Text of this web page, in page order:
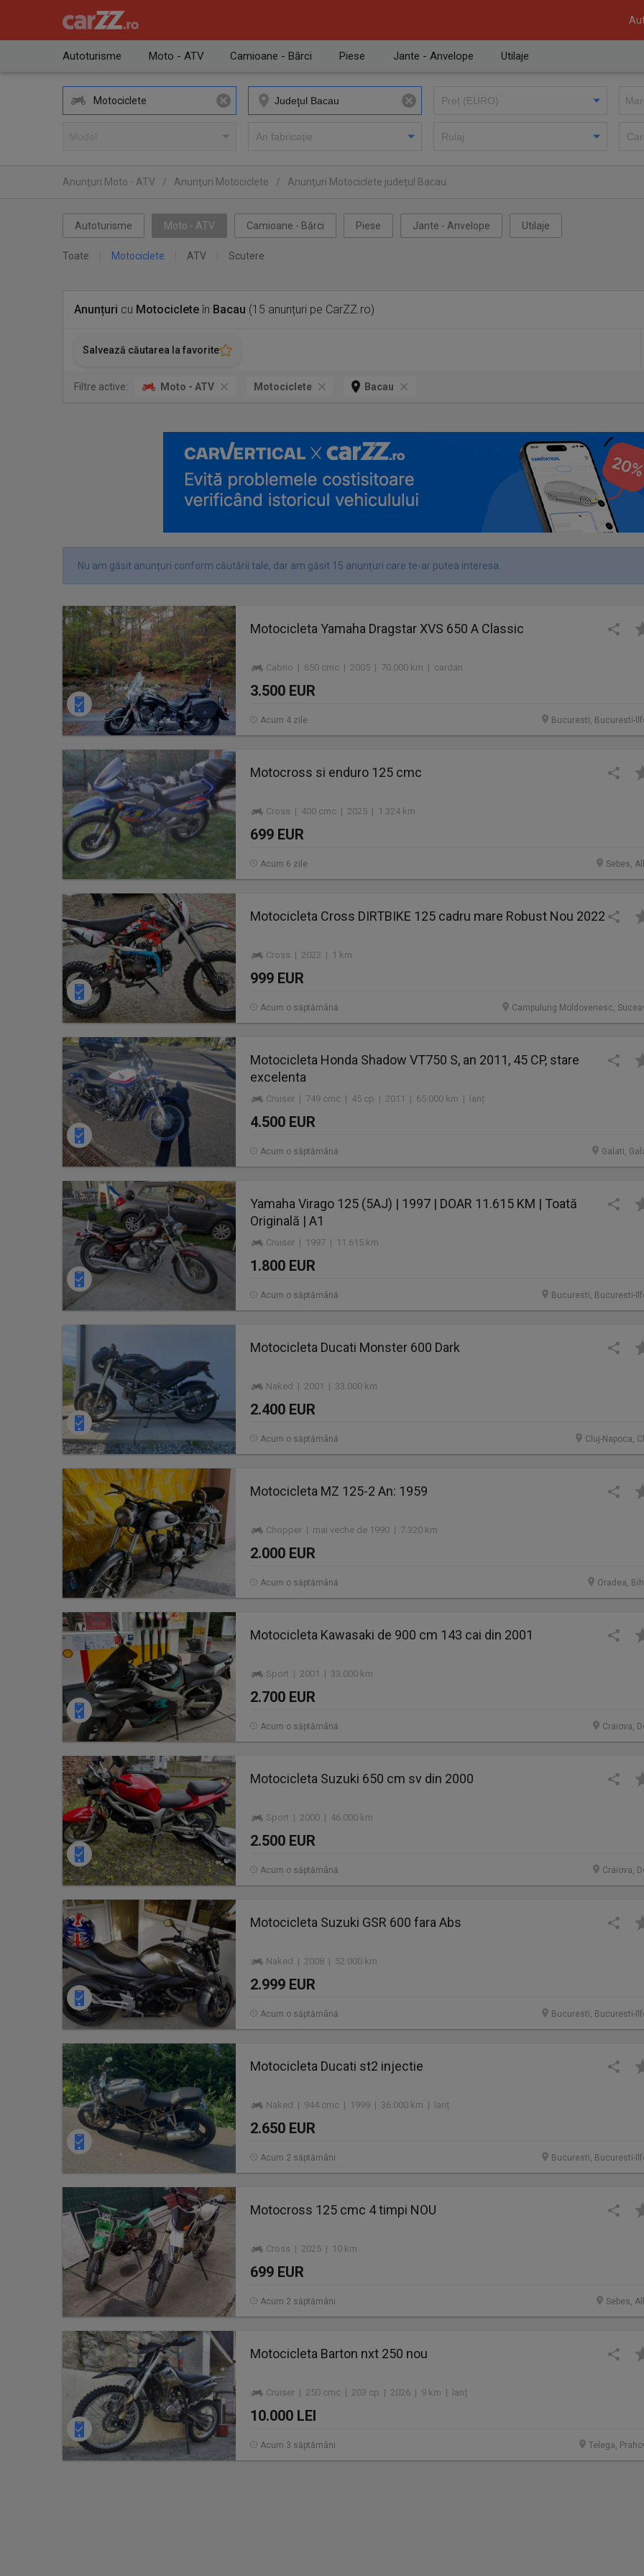
Autoturisme Moto - ATV Camioane - Bărci Piese Jante - Anvelope Utilaje
Motociclete
Anunţuri Moto - ATV / Anunţuri Motociclete / Anunţuri Motociclete judeţul Bacau
Autoturisme Moto - ATV Camioane - Bărci Piese Jante - Anvelope Utilaje
Toate Motociclete ATV Scutere
Anunțuri cu Motocicleteîn Bacau (15 anunțuri pe CarZZ.ro)
Salvează căutarea la favorite
Filtre active: Moto - ATV Motociclete Bacau
Nu am găsit anunțuri conform căutării tale, dar am găsit 15 anunțuri care te-ar putea interesa.
Motocicleta Yamaha Dragstar XVS 650 A Classic
Cabrio | 650 cmc | 2005 | 70.000 km | cardan
3.500 EUR
Bucuresti, Bucuresti-
Acum 4 zile
Motocross si enduro 125 cmc
Cross | 400 cmc | 2025 | 1.324 km
699 EUR
Sebes,
Acum 6 zile
Motocicleta Cross DIRTBIKE 125 cadru mare Robust Nou 2022
Cross | 2022 | 1 km
999 EUR
Campulung Moldovenesc,
Acum o săptămână
Motocicleta Honda Shadow VT750 S, an 2011, 45 CP, stare
excelenta
Cruiser | 749 cmc | 45 cp | 2011 | 65.000 km | lanț
4.500 EUR
Galati,
Acum o săptămână
Yamaha Virago 125 (5AJ) | 1997 | DOAR 11.615 KM | Toată
Originală | A1
Cruiser | 1997 | 11.615 km
1.800 EUR
Bucuresti, Bucuresti-
Acum o săptămână
Motocicleta Ducati Monster 600 Dark
Naked | 2001 | 33.000 km
2.400 EUR
Cluj-Napoca,
Acum o săptămână
Motocicleta MZ 125-2 An: 1959
Chopper | mai veche de 1990 | 7.320 km
2.000 EUR
Oradea,
Acum o săptămână
Motocicleta Kawasaki de 900 cm 143 cai din 2001
Sport | 2001 | 33.000 km
2.700 EUR
Craiova,
Acum o săptămână
Motocicleta Suzuki 650 cm sv din 2000
Sport | 2000 | 46.000 km
2.500 EUR
Craiova,
Acum o săptămână
Motocicleta Suzuki GSR 600 fara Abs
Naked | 2008 | 52.000 km
2.999 EUR
Bucuresti, Bucuresti-
Acum o săptămână
Motocicleta Ducati st2 injectie
Naked | 944 cmc | 1999 | 36.000 km | lanț
2.650 EUR
Bucuresti, Bucuresti-
Acum 2 săptămâni
Motocross 125 cmc 4 timpi NOU
Cross | 2025 | 10 km
699 EUR
Sebes,
Acum 2 săptămâni
Motocicleta Barton nxt 250 nou
Cruiser | 250 cmc | 203 cp | 2026 | 9 km | lanț
10.000 LEI
Telega,
Acum 3 săptămâni